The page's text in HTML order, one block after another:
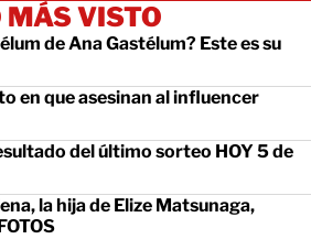
MÁS VISTO
de Ana Gastélum? Este es su
en que asesinan al influencer
del último sorteo HOY 5 de
la hija de Elize Matsunaga,